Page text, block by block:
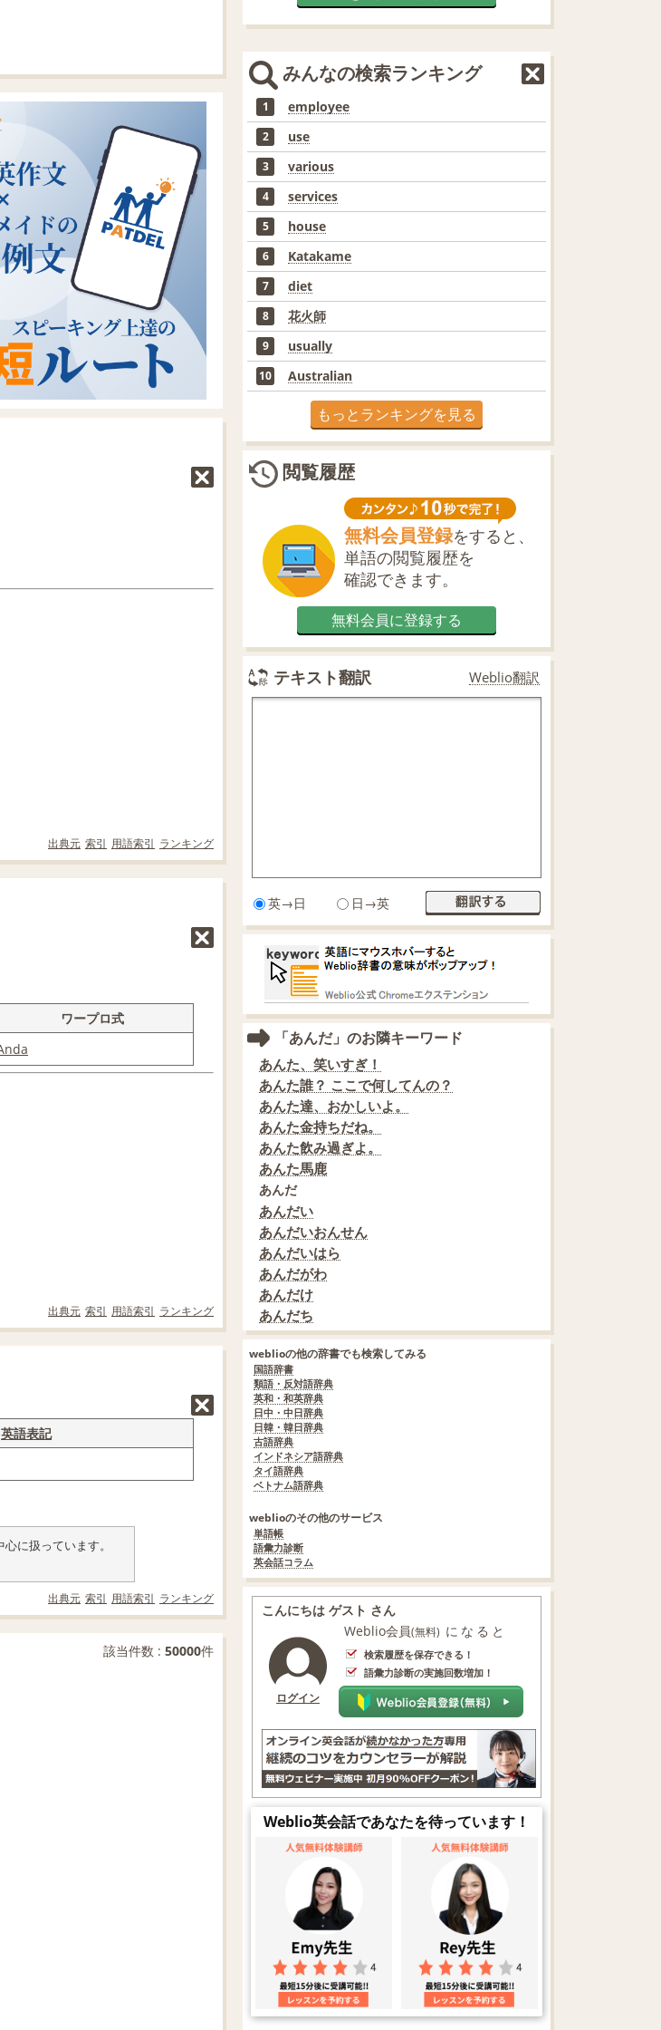
出典元 索引 用語索引 ランキング
ワープロ式
出典元 索引 用語索引 ランキング
英語表記
に扱っています。
出典元 索引 用語索引 ランキング
該当件数 : 50000件
みんなの検索ランキング
1 employee
2 use
3 various
4 services
5 house
6 Katakame
7 diet
8 花火師
9 usually
10 Australian
もっとランキングを見る
閲覧履歴
無料会員登録をすると、
単語の閲覧履歴を
確認できます。
無料会員に登録する
テキスト翻訳 Weblio翻訳
英→日 日→英
「あんだ」のお隣キーワード
あんた、笑いすぎ！
あんた誰？ ここで何してんの？
あんた達、おかしいよ。
あんた金持ちだね。
あんた飲み過ぎよ。
あんた馬鹿
あんだ
あんだい
あんだいおんせん
あんだいはら
あんだがわ
あんだけ
あんだち
weblioの他の辞書でも検索してみる
国語辞書
類語・反対語辞典
英和・和英辞典
日中・中日辞典
日韓・韓日辞典
古語辞典
インドネシア語辞典
タイ語辞典
ベトナム語辞典
weblioのその他のサービス
単語帳
語彙力診断
英会話コラム
こんにちは ゲスト さん
ログイン
Weblio会員(無料) になると
検索履歴を保存できる！
語彙力診断の実施回数増加！
Weblio英会話であなたを待っています！